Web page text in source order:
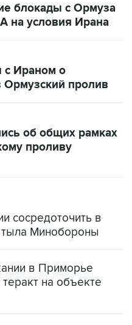
блокады с Ормуза
на условия Ирана
с Ираном о
Ормузский пролив
об общих рамках
проливу
сосредоточить в
тыла Минобороны
в Приморье
на объекте